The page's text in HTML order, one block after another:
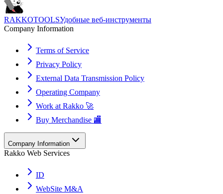
RAKKOTOOLSУдобные веб-инструменты
Company Information
Terms of Service
Privacy Policy
External Data Transmission Policy
Operating Company
Work at Rakko 🚀
Buy Merchandise 🏬
Company Information
Rakko Web Services
ID
WebSite M&A